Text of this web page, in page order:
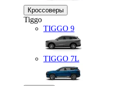
Кроссоверы
Tiggo
TIGGO 9
TIGGO 7L